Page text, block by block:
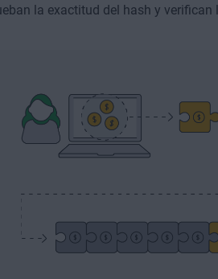
la exactitud del hash y verifican